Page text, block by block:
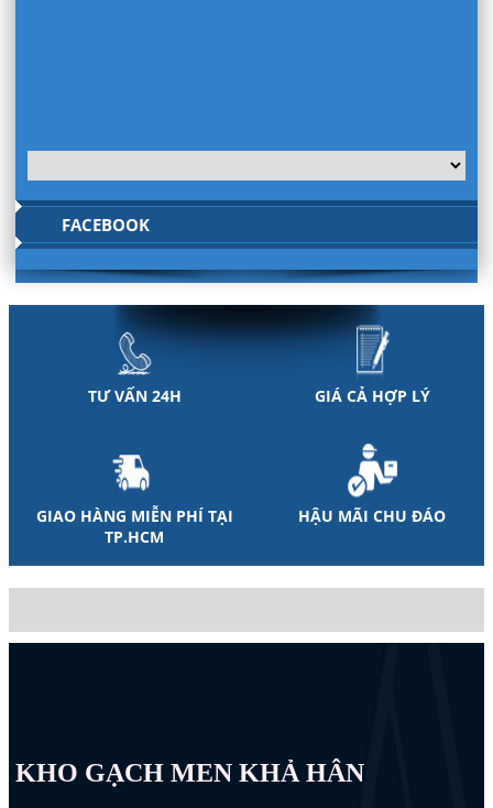
FACEBOOK
TƯ VẤN 24H GIÁ CẢ HỢP LÝ
GIAO HÀNG MIỄN PHÍ TẠI
TP.HCM
HẬU MÃI CHU ĐÁO
KHO GẠCH MEN KHẢ HÂN